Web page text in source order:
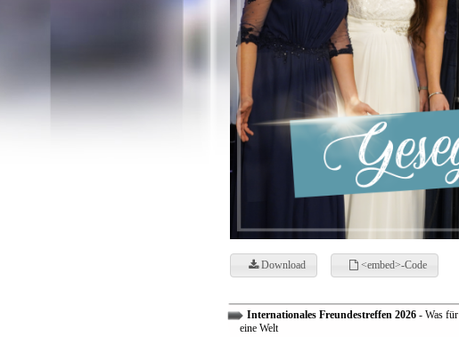
Download <embed>-Code
Internationales Freundestreffen 2026- Was für
eine Welt